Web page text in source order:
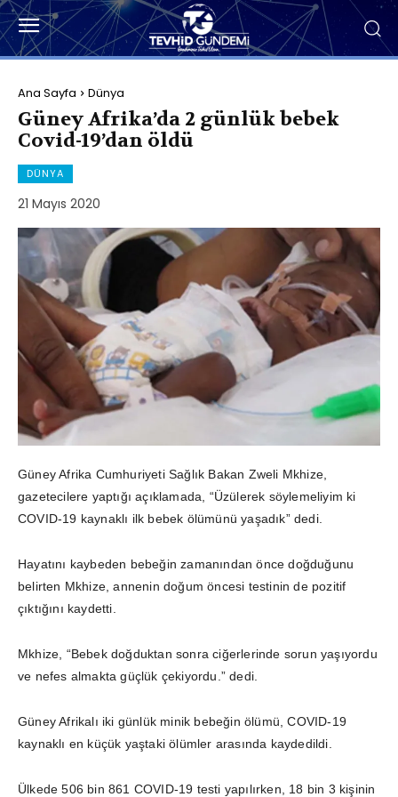
Ana Sayfa Dünya
Güney Afrika’da 2 günlük bebek
Covid-19’dan öldü
DÜNYA
21 Mayıs 2020
Güney Afrika Cumhuriyeti Sağlık Bakan Zweli Mkhize,
gazetecilere yaptığı açıklamada, “Üzülerek söylemeliyim ki
COVID-19 kaynaklı ilk bebek ölümünü yaşadık” dedi.
Hayatını kaybeden bebeğin zamanından önce doğduğunu
belirten Mkhize, annenin doğum öncesi testinin de pozitif
çıktığını kaydetti.
Mkhize, “Bebek doğduktan sonra ciğerlerinde sorun yaşıyordu
ve nefes almakta güçlük çekiyordu.” dedi.
Güney Afrikalı iki günlük minik bebeğin ölümü, COVID-19
kaynaklı en küçük yaştaki ölümler arasında kaydedildi.
Ülkede 506 bin 861 COVID-19 testi yapılırken, 18 bin 3 kişinin